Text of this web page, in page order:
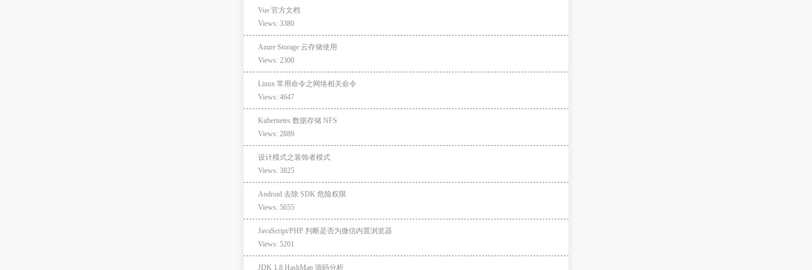
Vue 官方文档
Views: 3380
Azure Storage 云存储使用
Views: 2300
Linux 常用命令之网络相关命令
Views: 4647
Kubernetes 数据存储 NFS
Views: 2889
设计模式之装饰者模式
Views: 3825
Android 去除 SDK 危险权限
Views: 5655
JavaScript/PHP 判断是否为微信内置浏览器
Views: 5201
JDK 1.8 HashMap 源码分析